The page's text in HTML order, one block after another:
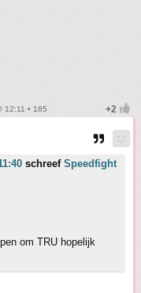
12:11 • 185
schreef Speedfight
om TRU hopelijk